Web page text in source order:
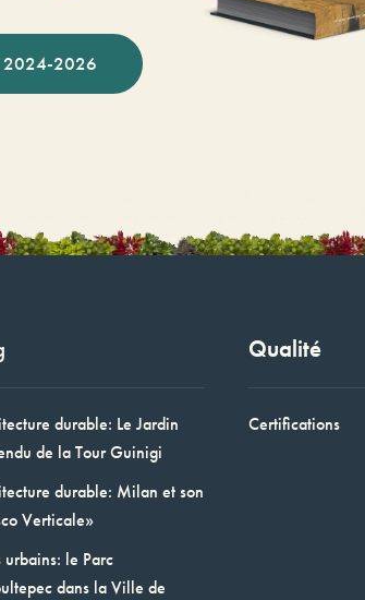
2024-2026
durable: Le Jardin
de la Tour Guinigi
durable: Milan et son
Verticale»
urbains: le Parc
dans la Ville de
Qualité
Certifications